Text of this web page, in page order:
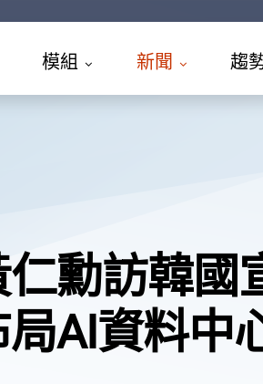
模組 新聞 趨
仁勳訪韓
局AI資料中